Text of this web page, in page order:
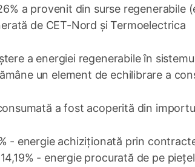
a provenit din surse regenerabile
de CET-Nord și Termoelectrica
a energiei regenerabile în
un element de echilibrare a
a fost acoperită din
- energie achiziționată prin
- energie procurată de pe